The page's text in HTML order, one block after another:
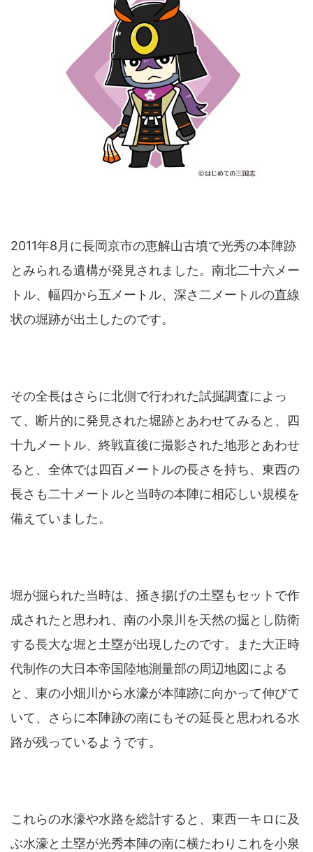
2011年8月に長岡京市の恵解山古墳で光秀の本陣跡
とみられる遺構が発見されました。南北二十六メー
トル、幅四から五メートル、深さ二メートルの直線
状の堀跡が出土したのです。
その全長はさらに北側で行われた試掘調査によっ
て、断片的に発見された堀跡とあわせてみると、四
十九メートル、終戦直後に撮影された地形とあわせ
ると、全体では四百メートルの長さを持ち、東西の
長さも二十メートルと当時の本陣に相応しい規模を
備えていました。
堀が掘られた当時は、掻き揚げの土塁もセットで作
成されたと思われ、南の小泉川を天然の掘とし防衛
する長大な堀と土塁が出現したのです。また大正時
代制作の大日本帝国陸地測量部の周辺地図による
と、東の小畑川から水濠が本陣跡に向かって伸びて
いて、さらに本陣跡の南にもその延長と思われる水
路が残っているようです。
これらの水濠や水路を総計すると、東西一キロに及
ぶ水濠と土塁が光秀本陣の南に横たわりこれを小泉